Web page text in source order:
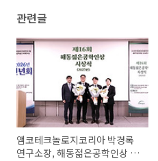
관련글
앰코테크놀로지코리아 박경록
연구소장, 해동젊은공학인상 수